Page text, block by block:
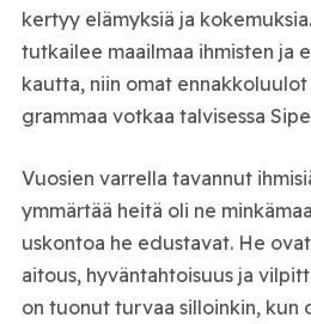
kertyy elämyksiä ja
tutkailee maailmaa ihmisten ja
kautta, niin omat
grammaa votkaa talvisessa
Vuosien varrella tavannut
ymmärtää heitä oli ne
uskontoa he edustavat. He
aitous, hyväntahtoisuus ja
on tuonut turvaa silloinkin, kun